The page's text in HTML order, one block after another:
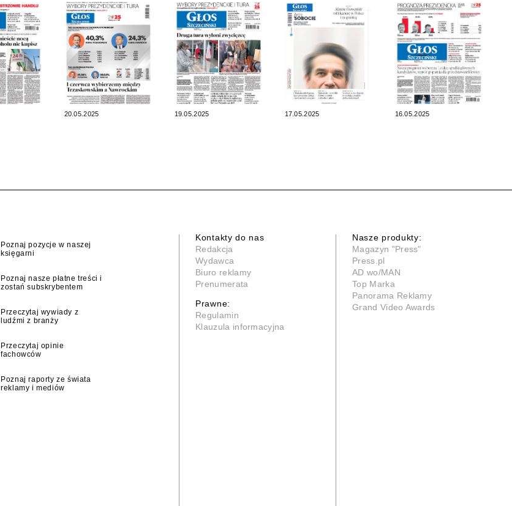
20.05.2025 19.05.2025 17.05.2025 16.05.2025
Poznaj pozycje w naszej
księgarni
Poznaj nasze płatne treści i
zostań subskrybentem
Przeczytaj wywiady z
ludźmi z branży
Przeczytaj opinie
fachowców
Poznaj raporty ze świata
reklamy i mediów
Kontakty do nas
Redakcja
Wydawca
Biuro reklamy
Prenumerata
Prawne:
Regulamin
Klauzula informacyjna
Nasze produkty:
Magazyn "Press"
Press.pl
AD wo/MAN
Top Marka
Panorama Reklamy
Grand Video Awards